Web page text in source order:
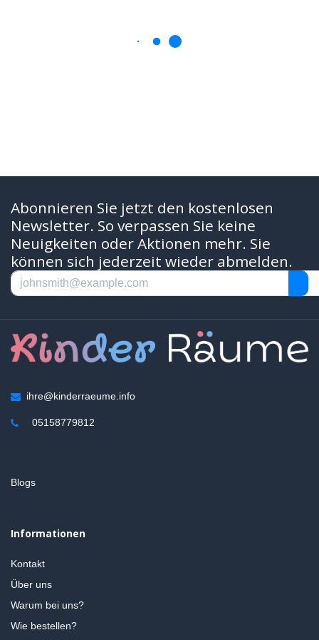
Abonnieren Sie jetzt den kostenlosen
Newsletter. So verpassen Sie keine
Neuigkeiten oder Aktionen mehr. Sie
können sich jederzeit wieder abmelden.
ihre@kinderraeume.info
05158779812
Blogs
Informationen
Kontakt
Über uns
Warum bei uns?
Wie bestellen?